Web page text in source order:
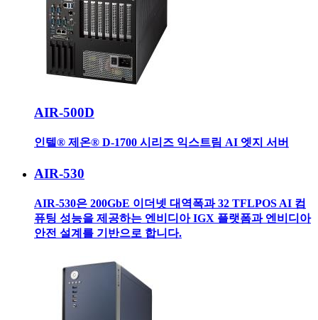
AIR-500D
인텔® 제온® D-1700 시리즈 익스트림 AI 엣지 서버
AIR-530
AIR-530은 200GbE 이더넷 대역폭과 32 TFLPOS AI 컴
퓨팅 성능을 제공하는 엔비디아 IGX 플랫폼과 엔비디아
안전 설계를 기반으로 합니다.